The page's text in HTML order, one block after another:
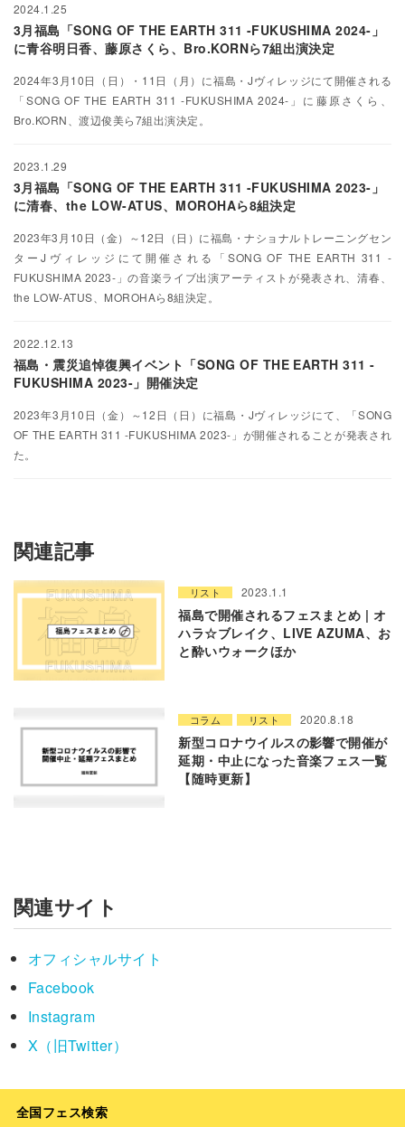
2024.1.25
3月福島「SONG OF THE EARTH 311 -FUKUSHIMA 2024-」
に青谷明日香、藤原さくら、Bro.KORNら7組出演決定
2024年3月10日（日）・11日（月）に福島・Jヴィレッジにて開催される
「SONG OF THE EARTH 311 -FUKUSHIMA 2024-」に藤原さくら、
Bro.KORN、渡辺俊美ら7組出演決定。
2023.1.29
3月福島「SONG OF THE EARTH 311 -FUKUSHIMA 2023-」
に清春、the LOW-ATUS、MOROHAら8組決定
2023年3月10日（金）～12日（日）に福島・ナショナルトレーニングセン
ターJヴィレッジにて開催される「SONG OF THE EARTH 311 -
FUKUSHIMA 2023-」の音楽ライブ出演アーティストが発表され、清春、
the LOW-ATUS、MOROHAら8組決定。
2022.12.13
福島・震災追悼復興イベント「SONG OF THE EARTH 311 -
FUKUSHIMA 2023-」開催決定
2023年3月10日（金）～12日（日）に福島・Jヴィレッジにて、「SONG
OF THE EARTH 311 -FUKUSHIMA 2023-」が開催されることが発表され
た。
関連記事
リスト 2023.1.1
福島で開催されるフェスまとめ | オ
ハラ☆ブレイク、LIVE AZUMA、お
と酔いウォークほか
コラム リスト 2020.8.18
新型コロナウイルスの影響で開催が
延期・中止になった音楽フェス一覧
【随時更新】
関連サイト
オフィシャルサイト
Facebook
Instagram
X（旧Twitter）
全国フェス検索